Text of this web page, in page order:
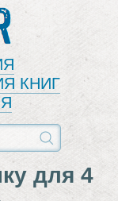
КНИГ
для 4